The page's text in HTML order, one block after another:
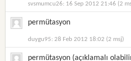
svsmumcu26: 16 Sep 2012 21:46 (2
permütasyon
duygu95: 28 Feb 2012 18:02 (2 msj)